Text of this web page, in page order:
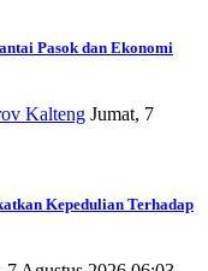
Pasok dan Ekonomi
Kalteng Jumat, 7
Kepedulian Terhadap